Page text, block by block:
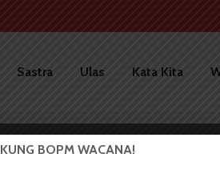
Sastra Ulas Kata Kita
BOPM WACANA!